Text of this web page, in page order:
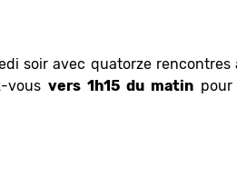
soir avec quatorze rencontres
vousvers 1h15 du matin